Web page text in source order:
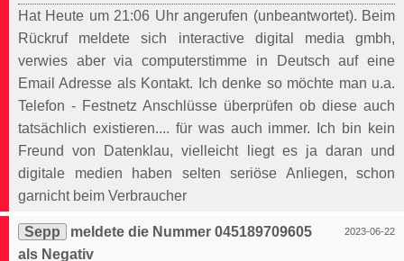
Hat Heute um 21:06 Uhr angerufen (unbeantwortet). Beim
Rückruf meldete sich interactive digital media gmbh,
verwies aber via computerstimme in Deutsch auf eine
Email Adresse als Kontakt. Ich denke so möchte man u.a.
Telefon - Festnetz Anschlüsse überprüfen ob diese auch
tatsächlich existieren.... für was auch immer. Ich bin kein
Freund von Datenklau, vielleicht liegt es ja daran und
digitale medien haben selten seriöse Anliegen, schon
garnicht beim Verbraucher
2023-06-22
Sepp
meldete die Nummer 045189709605
als Negativ